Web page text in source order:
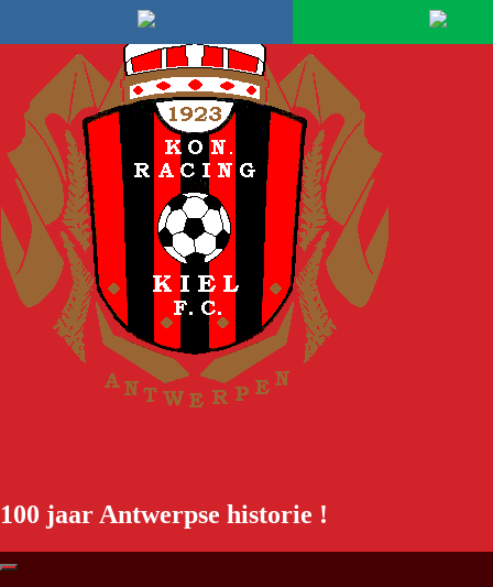
100 jaar Antwerpse historie !